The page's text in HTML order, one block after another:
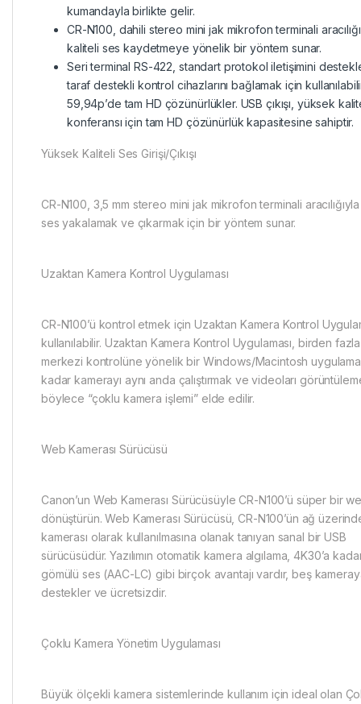
kumandayla birlikte gelir.
CR-N100, dahili stereo mini jak mikrofon terminali
kaliteli ses kaydetmeye yönelik bir yöntem sunar.
Seri terminal RS-422, standart protokol iletişimini
taraf destekli kontrol cihazlarını bağlamak için
59,94p’de tam HD çözünürlükler. USB çıkışı, yüksek
konferansı için tam HD çözünürlük kapasitesine sahiptir.
Yüksek Kaliteli Ses Girişi/Çıkışı
CR-N100, 3,5 mm stereo mini jak mikrofon terminali
ses yakalamak ve çıkarmak için bir yöntem sunar.
Uzaktan Kamera Kontrol Uygulaması
CR-N100’ü kontrol etmek için Uzaktan Kamera Kontrol
kullanılabilir. Uzaktan Kamera Kontrol Uygulaması, birden
merkezi kontrolüne yönelik bir Windows/Macintosh
kadar kamerayı aynı anda çalıştırmak ve videoları
böylece “çoklu kamera işlemi” elde edilir.
Web Kamerası Sürücüsü
Canon’un Web Kamerası Sürücüsüyle CR-N100’ü süper bir
dönüştürün. Web Kamerası Sürücüsü, CR-N100’ün ağ
kamerası olarak kullanılmasına olanak tanıyan sanal bir USB
sürücüsüdür. Yazılımın otomatik kamera algılama, 4K30’a
gömülü ses (AAC-LC) gibi birçok avantajı vardır, beş
destekler ve ücretsizdir.
Çoklu Kamera Yönetim Uygulaması
Büyük ölçekli kamera sistemlerinde kullanım için ideal olan